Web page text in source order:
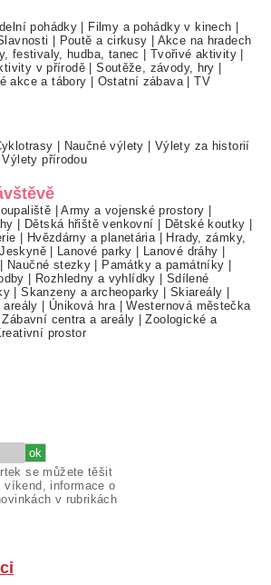
pohádky Filmy a pohádky v kinech
Poutě a cirkusy
Akce na hradech
festivaly, hudba, tanec Tvořivé aktivity
v přírodě |Soutěže, závody, hry
akce a tábory Ostatní zábava|TV
Naučné výlety
Výlety za historií
Výlety přírodou
|Army a vojenské prostory
Dětská hřiště venkovní Dětské koutky
Hvězdárny a planetária|
Hrady, zámky,
Jeskyně| Lanové parky Lanové dráhy
Naučné stezky Památky a památníky
Rozhledny a vyhlídky
Sdílené
|Skanzeny a archeoparky Skiareály
areály
Úniková hra|Westernová městečka
Zábavní centra a areály |Zoologické a
prostor
se můžete těšit
informace o
v rubrikách